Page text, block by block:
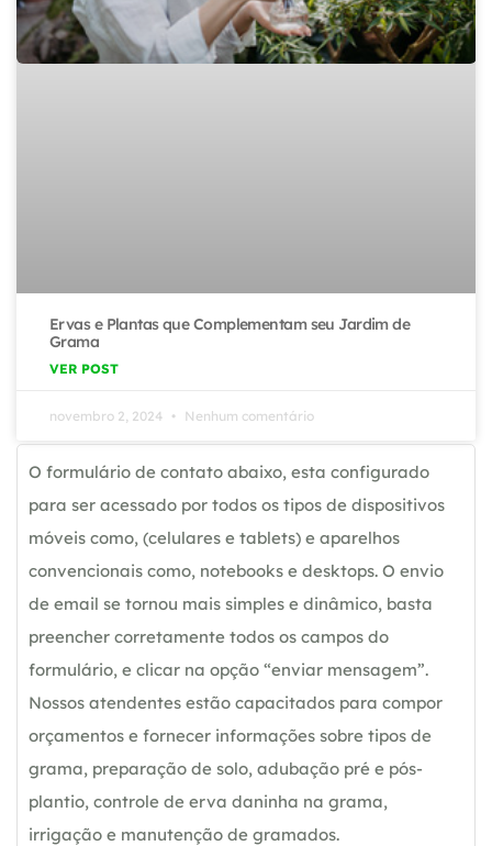
Ervas e Plantas que Complementam seu Jardim de
Grama
VER POST
novembro 2, 2024 Nenhum comentário
O formulário de contato abaixo, esta configurado
para ser acessado por todos os tipos de dispositivos
móveis como, (celulares e tablets) e aparelhos
convencionais como, notebooks e desktops. O envio
de email se tornou mais simples e dinâmico, basta
preencher corretamente todos os campos do
formulário, e clicar na opção “enviar mensagem”.
Nossos atendentes estão capacitados para compor
orçamentos e fornecer informações sobre tipos de
grama, preparação de solo, adubação pré e pós-
plantio, controle de erva daninha na grama,
irrigação e manutenção de gramados.